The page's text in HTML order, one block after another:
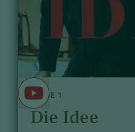
FOLGE 1
Die Idee